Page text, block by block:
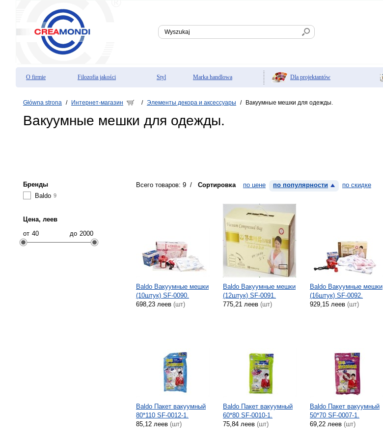
O firmie Filozofia jakości Styl Marka handlowa Dla projektantów
Główna strona / Интернет-магазин / Элементы декора и аксессуары / Вакуумные мешки для одежды.
Вакуумные мешки для одежды.
Бренды
Baldo 9
Цена, леев
от
до
Всего товаров: 9 / Сортировка по цене по популярности по скидке
Baldo Вакуумные мешки
(10штук) SF-0090.
698,23 леев (шт)
Baldo Вакуумные мешки
(12штук) SF-0091.
775,21 леев (шт)
Baldo Вакуумные мешки
(16штук) SF-0092.
929,15 леев (шт)
Baldo Пакет вакуумный
80*110 SF-0012-1.
85,12 леев (шт)
Baldo Пакет вакуумный
60*80 SF-0010-1.
75,84 леев (шт)
Baldo Пакет вакуумный
50*70 SF-0007-1.
69,22 леев (шт)